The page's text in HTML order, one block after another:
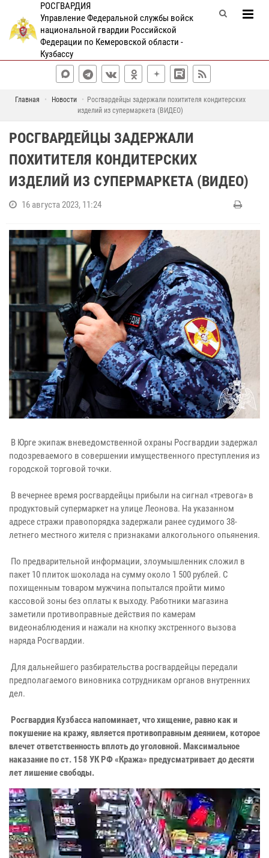
РОСГВАРДИЯ
Управление Федеральной службы войск
национальной гвардии Российской
Федерации по Кемеровской области -
Кузбассу
Главная Новости
Росгвардейцы задержали похитителя кондитерских
изделий из супермаркета (ВИДЕО)
РОСГВАРДЕЙЦЫ ЗАДЕРЖАЛИ
ПОХИТИТЕЛЯ КОНДИТЕРСКИХ
ИЗДЕЛИЙ ИЗ СУПЕРМАРКЕТА (ВИДЕО)
16 августа 2023, 11:24
В Юрге экипаж вневедомственной охраны Росгвардии задержал
подозреваемого в совершении имущественного преступления из
городской торговой точки.
В вечернее время росгвардейцы прибыли на сигнал «тревога» в
продуктовый супермаркет на улице Леонова. На указанном
адресе стражи правопорядка задержали ранее судимого 38-
летнего местного жителя с признаками алкогольного опьянения.
По предварительной информации, злоумышленник сложил в
пакет 10 плиток шоколада на сумму около 1 500 рублей. С
похищенным товаром мужчина попытался пройти мимо
кассовой зоны без оплаты к выходу. Работники магазина
заметили противоправные действия по камерам
видеонаблюдения и нажали на кнопку экстренного вызова
наряда Росгвардии.
Для дальнейшего разбирательства росгвардейцы передали
предполагаемого виновника сотрудникам органов внутренних
дел.
Росгвардия Кузбасса напоминает, что хищение, равно как и
покушение на кражу, является противоправным деянием, которое
влечет ответственность вплоть до уголовной. Максимальное
наказание по ст. 158 УК РФ «Кража» предусматривает до десяти
лет лишение свободы.